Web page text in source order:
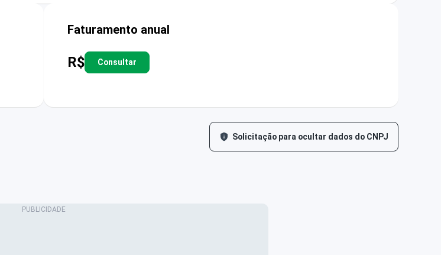
Faturamento anual
R$ Consultar
Solicitação para ocultar dados do CNPJ